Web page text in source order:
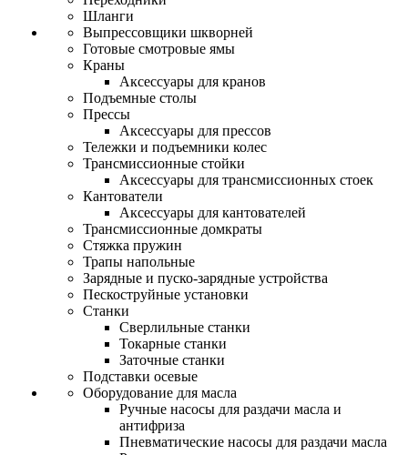
Шланги
Выпрессовщики шкворней
Готовые смотровые ямы
Краны
Аксессуары для кранов
Подъемные столы
Прессы
Аксессуары для прессов
Тележки и подъемники колес
Трансмиссионные стойки
Аксессуары для трансмиссионных стоек
Кантователи
Аксессуары для кантователей
Трансмиссионные домкраты
Стяжка пружин
Трапы напольные
Зарядные и пуско-зарядные устройства
Пескоструйные установки
Станки
Сверлильные станки
Токарные станки
Заточные станки
Подставки осевые
Оборудование для масла
Ручные насосы для раздачи масла и
антифриза
Пневматические насосы для раздачи масла